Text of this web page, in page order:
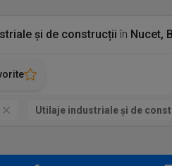
și de construcții în Nucet,
Utilaje industriale și de